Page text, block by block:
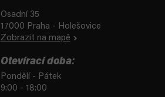
Osadní 35
17000 Praha - Holešovice
Zobrazit na mapě
Otevírací doba:
Pondělí - Pátek
9:00 - 18:00